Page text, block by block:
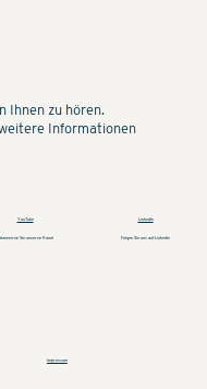
Ihnen zu hören.
Informationen
YouTube
Sie unseren Kanal
LinkedIn
Folgen Sie uns auf LinkedIn
Impressum